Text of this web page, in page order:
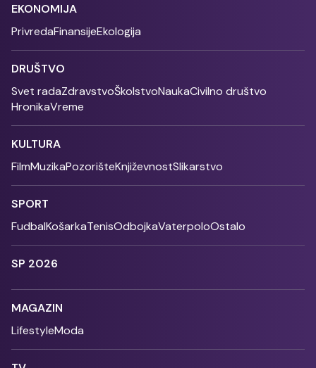
EKONOMIJA
PrivredaFinansijeEkologija
DRUŠTVO
Svet radaZdravstvoŠkolstvoNaukaCivilno društvo
HronikaVreme
KULTURA
FilmMuzikaPozorišteKnjiževnostSlikarstvo
SPORT
FudbalKošarkaTenisOdbojkaVaterpoloOstalo
SP 2026
MAGAZIN
LifestyleModa